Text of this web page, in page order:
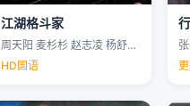
江湖格斗家
周天阳 麦杉杉 赵志凌 杨舒米 …
HD国语